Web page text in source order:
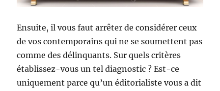
Ensuite, il vous faut arrêter de considérer ceux
de vos contemporains qui ne se soumettent pas
comme des délinquants. Sur quels critères
établissez-vous un tel diagnostic ? Est-ce
uniquement parce qu’un éditorialiste vous a dit